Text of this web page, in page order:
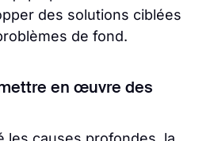
des solutions ciblées
de fond.
en œuvre des